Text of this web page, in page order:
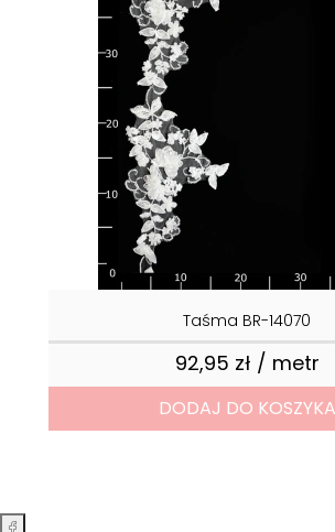
Taśma BR-14070
92,95 zł / metr
DODAJ DO KOSZYKA